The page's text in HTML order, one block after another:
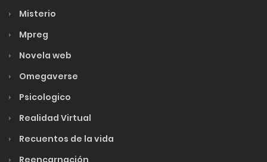
Misterio
Mpreg
Novela web
Omegaverse
Psicologico
Realidad Virtual
Recuentos de la vida